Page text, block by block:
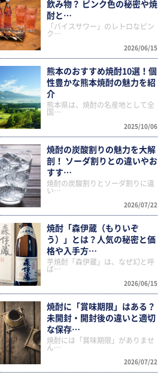
飲み物？ ピンク色の秘密や焼
酎と…
2026/06/15
「バイスサワー」のレトロなピン
ク…
熊本のおすすめ焼酎10選！個
性豊かな熊本焼酎の魅力を紹
介
2025/10/06
熊本県は、焼酎の名産地として全
国…
焼酎の炭酸割りの魅力を大解
剖！ ソーダ割りとの違いやお
すす…
2026/07/22
焼酎の炭酸割りとソーダ割りに違
い…
焼酎「森伊蔵（もりいぞ
う）」とは？人気の秘密と価
格や入手方…
2026/06/15
芋焼酎「森伊蔵」は、なぜ幻と呼
ば…
焼酎に「賞味期限」はある？
未開封・開封後の違いと適切
な保存…
2026/07/22
焼酎には「賞味期限」がありませ
ん…